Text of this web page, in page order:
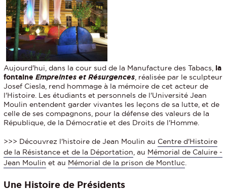
Aujourd'hui, dans la cour sud de la Manufacture des Tabacs, la
fontaine Empreintes et Résurgences , réalisée par le sculpteur
Josef Ciesla, rend hommage à la mémoire de cet acteur de
l'Histoire. Les étudiants et personnels de l'Université Jean
Moulin entendent garder vivantes les leçons de sa lutte, et de
celle de ses compagnons, pour la défense des valeurs de la
République, de la Démocratie et des Droits de l'Homme.
>>> Découvrez l'histoire de Jean Moulin au Centre d'Histoire
de la Résistance et de la Déportation , au Mémorial de Caluire -
Jean Moulin et au Mémorial de la prison de Montluc
Une Histoire de Présidents